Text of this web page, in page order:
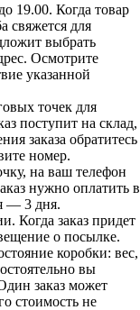
19.00. Когда товар
свяжется для
выбрать
Осмотрите
указанной
точек для
поступит на склад,
заказа обратитесь
номер.
на ваш телефон
нужно оплатить в
— 3 дня.
Когда заказ придет
о посылке.
коробки: вес,
вы
заказ может
стоимость не